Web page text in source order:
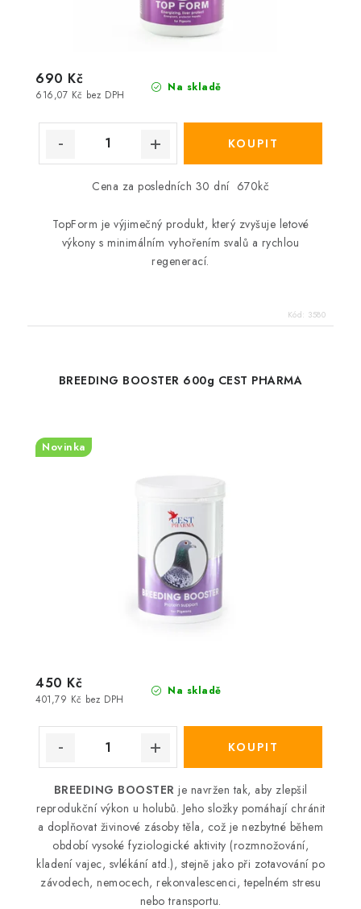
Na skladě
616,07 Kč bez DPH
690 Kč
Cena za posledních 30 dní 670kč
TopForm je výjimečný produkt, který zvyšuje letové
výkony s minimálním vyhořením svalů a rychlou
regenerací.
Kód: 3580
BREEDING BOOSTER 600g CEST PHARMA
Novinka
Na skladě
401,79 Kč bez DPH
450 Kč
BREEDING BOOSTER je navržen tak, aby zlepšil
reprodukční výkon u holubů. Jeho složky pomáhají chránit
a doplňovat živinové zásoby těla, což je nezbytné během
období vysoké fyziologické aktivity (rozmnožování,
kladení vajec, svlékání atd.), stejně jako při zotavování po
závodech, nemocech, rekonvalescenci, tepelném stresu
nebo transportu.